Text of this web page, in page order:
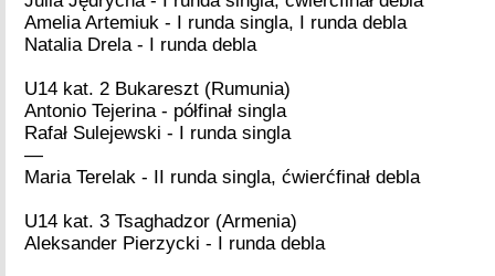
Amelia Artemiuk - I runda singla, I runda debla
Natalia Drela - I runda debla
U14 kat. 2 Bukareszt (Rumunia)
Antonio Tejerina - półfinał singla
Rafał Sulejewski - I runda singla
—
Maria Terelak - II runda singla, ćwierćfinał debla
U14 kat. 3 Tsaghadzor (Armenia)
Aleksander Pierzycki - I runda debla